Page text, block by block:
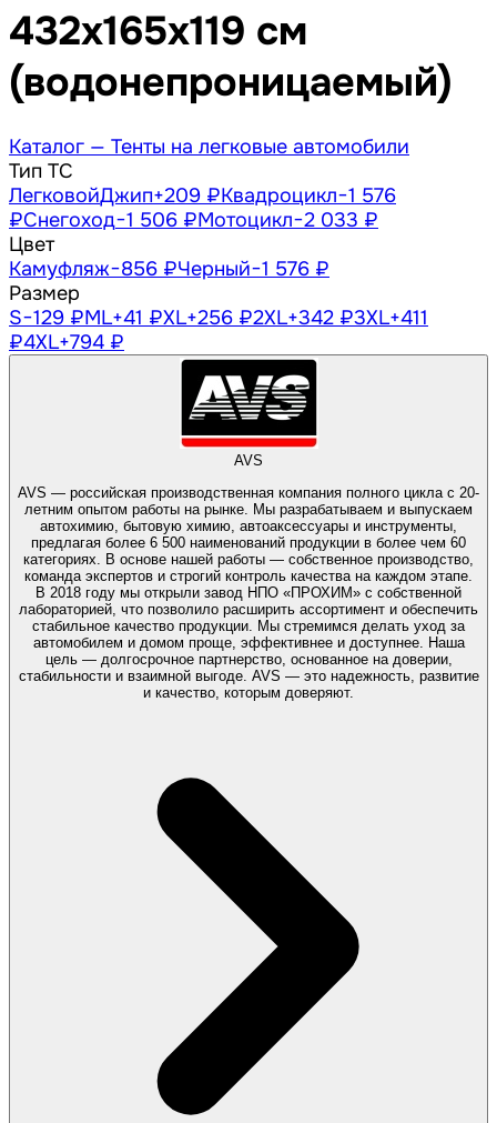
432х165х119 см
(водонепроницаемый)
Каталог — Тенты на легковые автомобили
Тип ТС
ЛегковойДжип+209 ₽Квадроцикл−1 576
₽Снегоход−1 506 ₽Мотоцикл−2 033 ₽
Цвет
Камуфляж−856 ₽Черный−1 576 ₽
Размер
S−129 ₽ML+41 ₽XL+256 ₽2XL+342 ₽3XL+411
₽4XL+794 ₽
AVS
AVS — российская производственная компания полного цикла с 20-
летним опытом работы на рынке. Мы разрабатываем и выпускаем
автохимию, бытовую химию, автоаксессуары и инструменты,
предлагая более 6 500 наименований продукции в более чем 60
категориях. В основе нашей работы — собственное производство,
команда экспертов и строгий контроль качества на каждом этапе.
В 2018 году мы открыли завод НПО «ПРОХИМ» с собственной
лабораторией, что позволило расширить ассортимент и обеспечить
стабильное качество продукции. Мы стремимся делать уход за
автомобилем и домом проще, эффективнее и доступнее. Наша
цель — долгосрочное партнерство, основанное на доверии,
стабильности и взаимной выгоде. AVS — это надежность, развитие
и качество, которым доверяют.